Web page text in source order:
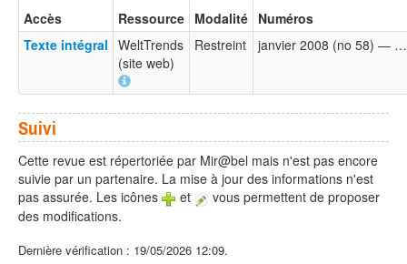
Accès Ressource Modalité Numéros
Texte intégral WeltTrends
(site web)
Restreint janvier 2008 (no 58) — …
Suivi
Cette revue est répertoriée par Mir@bel mais n'est pas encore
suivie par un partenaire. La mise à jour des informations n'est
pas assurée. Les icônes
et
vous permettent de proposer
des modifications.
Dernière vérification : 19/05/2026 12:09.